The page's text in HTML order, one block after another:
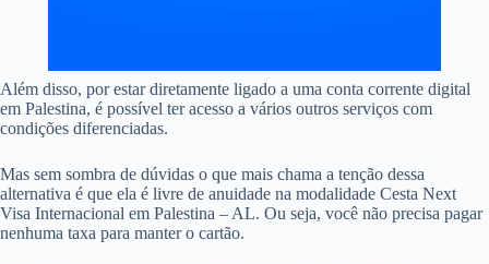
Além disso, por estar diretamente ligado a uma conta corrente digital
em Palestina, é possível ter acesso a vários outros serviços com
condições diferenciadas.
Mas sem sombra de dúvidas o que mais chama a tenção dessa
alternativa é que ela é livre de anuidade na modalidade Cesta Next
Visa Internacional em Palestina – AL. Ou seja, você não precisa pagar
nenhuma taxa para manter o cartão.